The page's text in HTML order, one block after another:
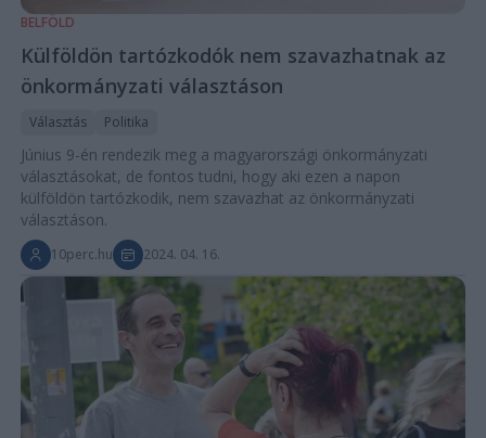
BELFÖLD
Külföldön tartózkodók nem szavazhatnak az
önkormányzati választáson
Választás Politika
Június 9-én rendezik meg a magyarországi önkormányzati
választásokat, de fontos tudni, hogy aki ezen a napon
külföldön tartózkodik, nem szavazhat az önkormányzati
választáson.
10perc.hu 2024. 04. 16.